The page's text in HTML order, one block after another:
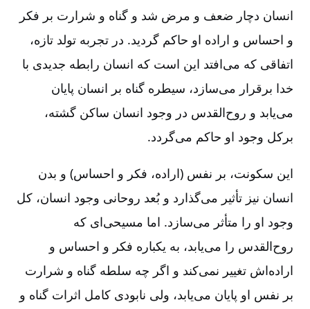
انسان دچار ضعف و مرض شد و گناه و شرارت بر فکر
و احساس و اراده او حاکم گردید. در تجربه تولد تازه‌،
اتفاقی که می‌افتد این است که انسان رابطه جدیدی با
خدا برقرار می‌سازد، سیطره گناه بر انسان پایان
می‌یابد و روح‌القدس در وجود انسان ساکن گشته‌،
برکل وجود او حاکم می‌گردد.
این سکونت‌، بر نفس (اراده‌، فکر و احساس‌) و بدن
انسان نیز تأثیر می‌گذارد و بُعد روحانی وجود انسان‌، کل
وجود او را متأثر می‌سازد. اما مسیحی‌ای که
روح‌القدس را می‌یابد، به یکباره فکر و احساس و
اراده‌اش تغییر نمی‌کند و اگر چه سلطه گناه و شرارت
بر نفس او پایان می‌یابد، ولی نابودی کامل اثرات گناه و